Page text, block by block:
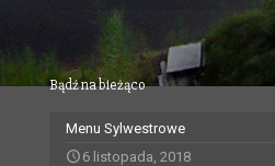
Bądź na bieżąco
Menu Sylwestrowe
6 listopada, 2018